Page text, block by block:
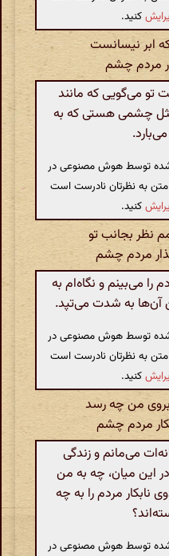
کنید.
ابر نیسانست
مردم چشم
می‌گویی که مانند
مثل چشمی هستی که به
شده توسط هوش مصنوعی در
متن به نظرتان نادرست است
کنید.
نظر بجانب تو
مردم چشم
می‌بینم و نگاه‌ام به
آن‌ها به شدت می‌تپد.
شده توسط هوش مصنوعی در
متن به نظرتان نادرست است
کنید.
من چه رسد
مردم چشم
می‌مانم و زندگی
این میان، چه به من
مردم را به چه
شده توسط هوش مصنوعی در